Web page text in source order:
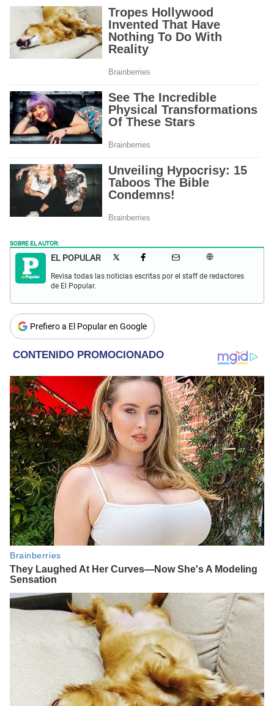
SOBRE EL AUTOR:
EL POPULAR
Revisa todas las noticias escritas por el staff de redactores
de El Popular.
Prefiero a El Popular en Google